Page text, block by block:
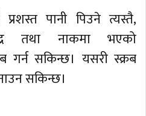
पानी पिउने त्यस्तै,
तथा नाकमा भएको
गर्न सकिन्छ। यसरी स्क्रब
सकिन्छ।